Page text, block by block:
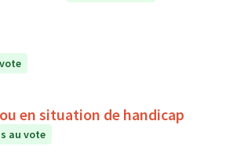
en situation de handicap
au vote